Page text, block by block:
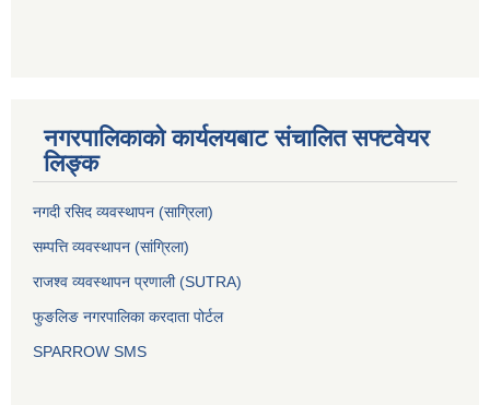
नगरपालिकाको कार्यलयबाट संचालित सफ्टवेयर
लिङ्क
नगदी रसिद व्यवस्थापन (साग्रिला)
सम्पत्ति व्यवस्थापन (सांग्रिला)
राजश्व व्यवस्थापन प्रणाली (SUTRA)
फुङलिङ नगरपालिका करदाता पोर्टल
SPARROW SMS